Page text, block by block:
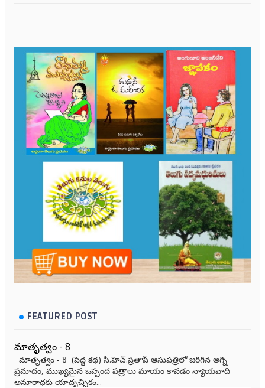
FEATURED POST
మాతృత్వం - 8
మాతృత్వం - 8 (పెద్ద కథ) సి.హెచ్.ప్రతాప్ ఆసుపత్రిలో జరిగిన అగ్ని
ప్రమాదం, ముఖ్యమైన ఒప్పంద పత్రాలు మాయం కావడం న్యాయవాది
అనూరాధకు యాదృచ్ఛికం...